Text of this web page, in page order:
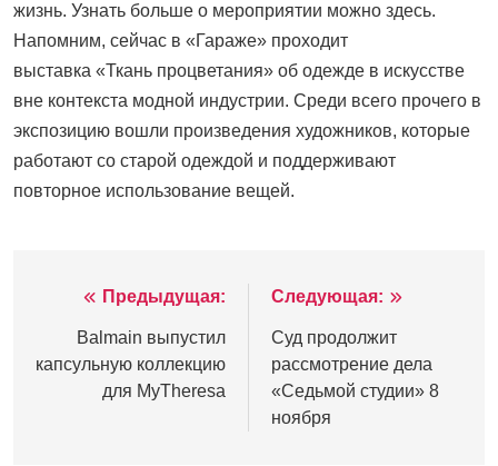
жизнь. Узнать больше о мероприятии можно здесь.
Напомним, сейчас в «Гараже» проходит
выставка «Ткань процветания» об одежде в искусстве
вне контекста модной индустрии. Среди всего прочего в
экспозицию вошли произведения художников, которые
работают со старой одеждой и поддерживают
повторное использование вещей.
Навигация
записям
Предыдущая:
Balmain выпустил
капсульную коллекцию
для MyTheresa
Следующая:
Суд продолжит
рассмотрение дела
«Седьмой студии» 8
ноября